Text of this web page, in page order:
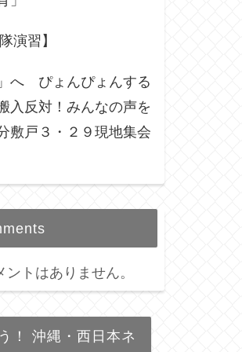
演習】
へ ぴょんぴょんする
入反対！みんなの声を
敷戸３・２９現地集会
トはありません。
！ 沖縄・西日本ネ